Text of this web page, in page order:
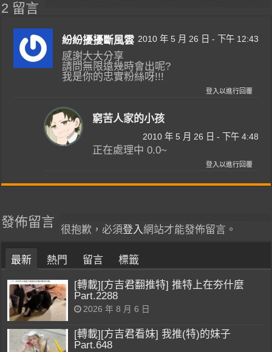
2 留言
紛紛擾擾斷風雲 2010 年 5 月 26 日 - 下午 12:43
感謝大大分享
請問無限遠幾時會出呢?
我是你的忠實粉絲呀!!!
登入以進行回覆
窮苦人家的小孩
2010 年 5 月 26 日 - 下午 4:48
正在處理中 0.0~
登入以進行回覆
發佈留言
很抱歉，必須登入網站才能發佈留言。
最新 熱門 留言 標籤
[轉載][方吉君翻推特] 推特上在夯什麼
Part.2288
2026 年 8 月 6 日
[轉載][方吉君看妹] 我推(特)的妹子
Part.648